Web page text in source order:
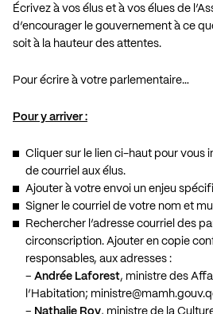
Écrivez à vos élus et à vos élues de
d’encourager le gouvernement à ce
soit à la hauteur des attentes.
Pour écrire à votre parlementaire…
Pour y arriver :
Cliquer sur le lien ci-haut pour vous
de courriel aux élus.
Ajouter à votre envoi un enjeu
Signer le courriel de votre nom et
Rechercher l’adresse courriel des
circonscription. Ajouter en copie
responsables, aux adresses :
– Andrée Laforest, ministre des
l’Habitation;
– Nathalie Roy, ministre de la